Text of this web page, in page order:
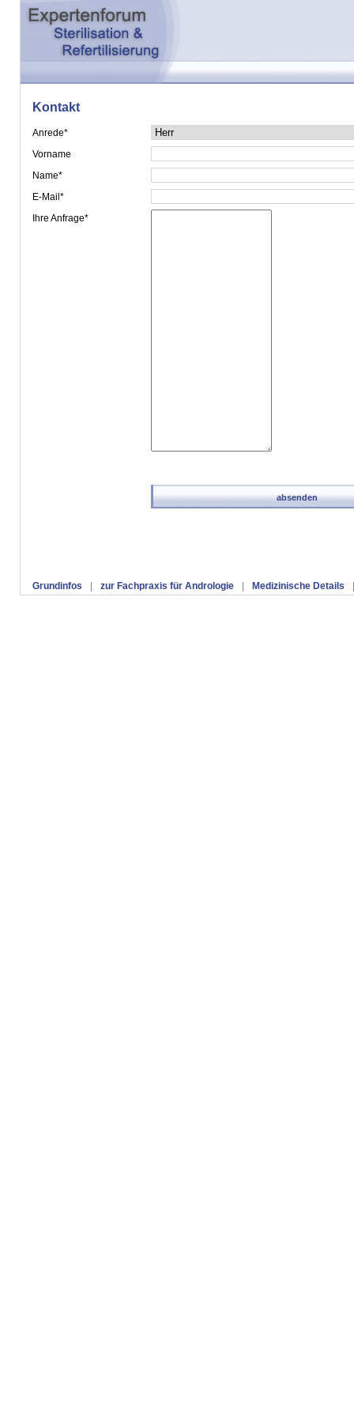
Kontakt
Anrede*
Vorname
Name*
E-Mail*
Ihre Anfrage*
Grundinfos | zur Fachpraxis für Andrologie | Medizinische Details |